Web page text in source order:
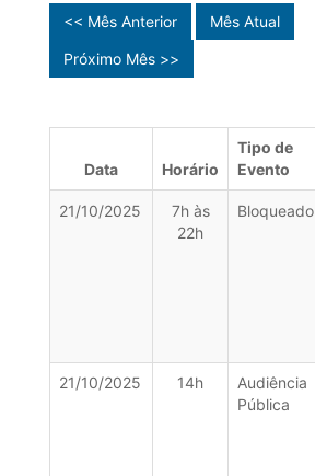
<< Mês Anterior
Mês Atual
Próximo Mês >>
Data Horário
Tipo de
Evento
21/10/2025
7h às
22h
Bloqueado
21/10/2025 14h
Audiência
Pública